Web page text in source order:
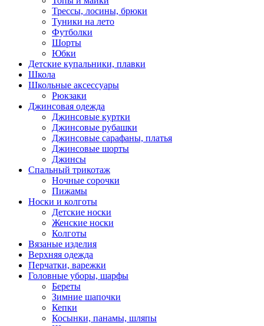
Трессы, лосины, брюки
Туники на лето
Футболки
Шорты
Юбки
Детские купальники, плавки
Школа
Школьные аксессуары
Рюкзаки
Джинсовая одежда
Джинсовые куртки
Джинсовые рубашки
Джинсовые сарафаны, платья
Джинсовые шорты
Джинсы
Спальный трикотаж
Ночные сорочки
Пижамы
Носки и колготы
Детские носки
Женские носки
Колготы
Вязаные изделия
Верхняя одежда
Перчатки, варежки
Головные уборы, шарфы
Береты
Зимние шапочки
Кепки
Косынки, панамы, шляпы